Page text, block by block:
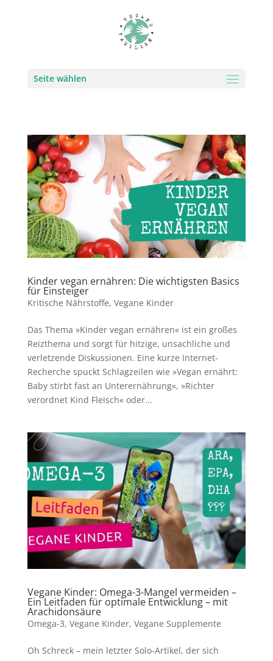
Seite wählen
Kinder vegan ernähren: Die wichtigsten Basics
für Einsteiger
Kritische Nährstoffe, Vegane Kinder
Das Thema »Kinder vegan ernähren« ist ein großes
Reizthema und sorgt für hitzige, unsachliche und
verletzende Diskussionen. Eine kurze Internet-
Recherche spuckt Schlagzeilen wie »Vegan ernährt:
Baby stirbt fast an Unterernährung«, »Richter
verordnet Kind Fleisch« oder...
Vegane Kinder: Omega-3-Mangel vermeiden –
Ein Leitfaden für optimale Entwicklung – mit
Arachidonsäure
Omega-3, Vegane Kinder, Vegane Supplemente
Oh Schreck – mein letzter Solo-Artikel, der sich